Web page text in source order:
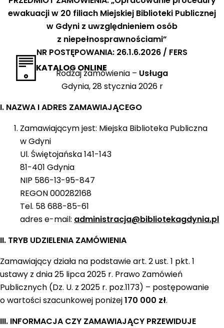
KATALOG ONLINE
ewakuacji w 20 filiach Miejskiej Biblioteki Publicznej
w Gdyni z uwzględnieniem osób
z niepełnosprawnościami”
NR POSTĘPOWANIA: 26.1.6.2026 / FERS
Rodzaj zamówienia – Usługa
Gdynia, 28 stycznia 2026 r
I. NAZWA I ADRES ZAMAWIAJĄCEGO
Zamawiającym jest: Miejska Biblioteka Publiczna
w Gdyni
Ul. Świętojańska 141-143
81-401 Gdynia
NIP 586-13-95-847
REGON 000282168
Tel. 58 688-85-61
adres e-mail: administracja@bibliotekagdynia.pl
II. TRYB UDZIELENIA ZAMÓWIENIA
Zamawiający działa na podstawie art. 2 ust. 1 pkt. 1
ustawy z dnia 25 lipca 2025 r. Prawo Zamówień
Publicznych (Dz. U. z 2025 r. poz.1173) – postępowanie
o wartości szacunkowej poniżej170 000 zł.
III. INFORMACJA CZY ZAMAWIAJĄCY PRZEWIDUJE